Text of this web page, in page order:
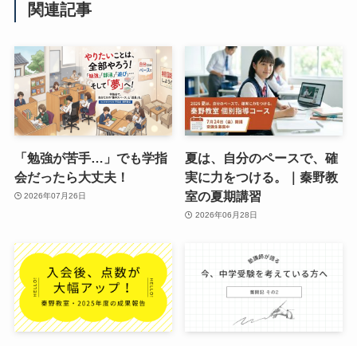
関連記事
「勉強が苦手…」でも学指
会だったら大丈夫！
2026年07月26日
夏は、自分のペースで、確
実に力をつける。｜秦野教
室の夏期講習
2026年06月28日